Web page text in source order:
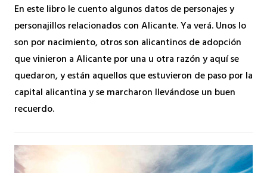
En este libro le cuento algunos datos de personajes y
personajillos relacionados con Alicante. Ya verá. Unos lo
son por nacimiento, otros son alicantinos de adopción
que vinieron a Alicante por una u otra razón y aquí se
quedaron, y están aquellos que estuvieron de paso por la
capital alicantina y se marcharon llevándose un buen
recuerdo.